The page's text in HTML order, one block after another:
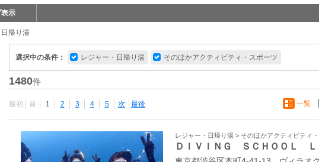
表示
帰り湯
選択中の条件： レジャー・日帰り湯 そのほかアクティビティ・スポーツ
1480件
最初 前 1 2 3 4 5 次 最後 一覧
レジャー・日帰り湯 > そのほかアクティビティ
ＤＩＶＩＮＧ ＳＣＨＯＯＬ Ｌ